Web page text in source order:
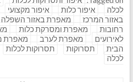
לכלה
איפור כלות איפור מקצועי
באזור המרכז
מאפרת באזור השפלה
רחובות
מאפרת ומסרקת כלות
לאירועים
מאפרת לערב מאפרת
הבית
תסרוקות תסרוקות לכלות
לכלה